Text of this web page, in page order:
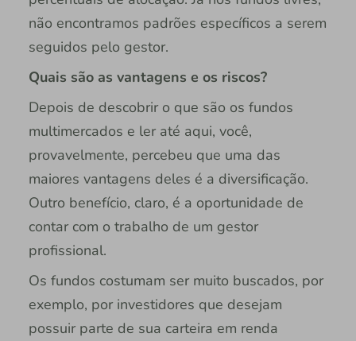
não encontramos padrões específicos a serem
seguidos pelo gestor.
Quais são as vantagens e os riscos?
Depois de descobrir o que são os fundos
multimercados e ler até aqui, você,
provavelmente, percebeu que uma das
maiores vantagens deles é a diversificação.
Outro benefício, claro, é a oportunidade de
contar com o trabalho de um gestor
profissional.
Os fundos costumam ser muito buscados, por
exemplo, por investidores que desejam
possuir parte de sua carteira em renda